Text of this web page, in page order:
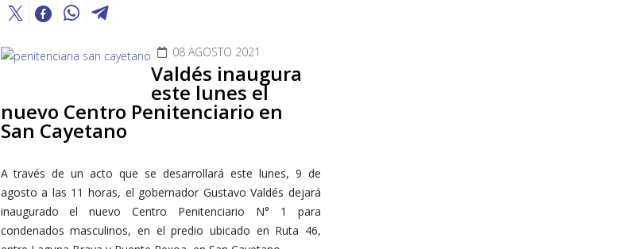
08 AGOSTO 2021
Valdés inaugura
este lunes el
nuevo Centro Penitenciario en
San Cayetano
A través de un acto que se desarrollará este lunes, 9 de
agosto a las 11 horas, el gobernador Gustavo Valdés dejará
inaugurado el nuevo Centro Penitenciario N° 1 para
condenados masculinos, en el predio ubicado en Ruta 46,